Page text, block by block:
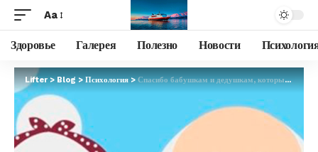
Aa
Здоровье Галерея Полезно Новости
Lifter>Blog>Психология>Спасибо бабушкам и дедушкам, которые помогали нам сидеть с детьми!